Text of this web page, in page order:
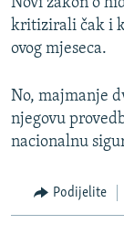
kritizirali čak i
ovog mjeseca.
No, majmanje
njegovu
nacionalnu
Podijelite